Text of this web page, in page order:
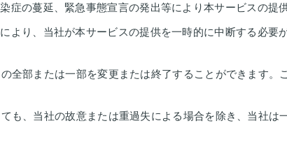
症の蔓延、緊急事態宣言の発出等により本サービスの提
より、当社が本サービスの提供を一時的に中断する必要
全部または一部を変更または終了することができます。
も、当社の故意または重過失による場合を除き、当社は